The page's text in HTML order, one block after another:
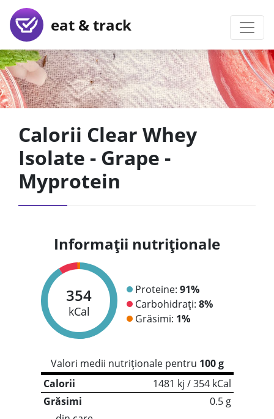
eat & track
Calorii Clear Whey
Isolate - Grape -
Myprotein
Informații nutriționale
354
kCal
Proteine: 91%
Carbohidrați: 8%
Grăsimi: 1%
Valori medii nutriționale pentru 100 g
Calorii
1481 kj / 354 kCal
Grăsimi
0.5 g